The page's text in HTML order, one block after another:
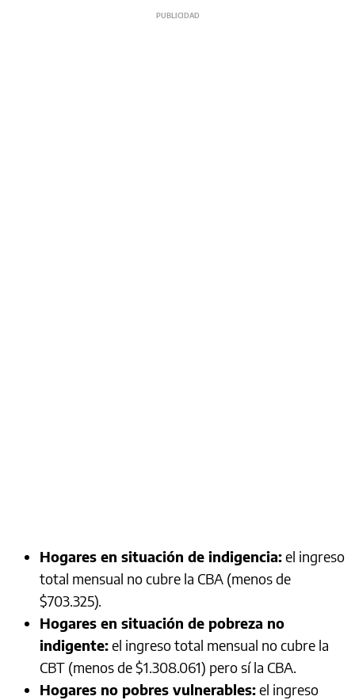
Hogares en situación de indigencia:el ingreso
total mensual no cubre la CBA (menos de
$703.325).
Hogares en situación de pobreza no
indigente:el ingreso total mensual no cubre la
CBT (menos de $1.308.061) pero sí la CBA.
Hogares no pobres vulnerables:el ingreso